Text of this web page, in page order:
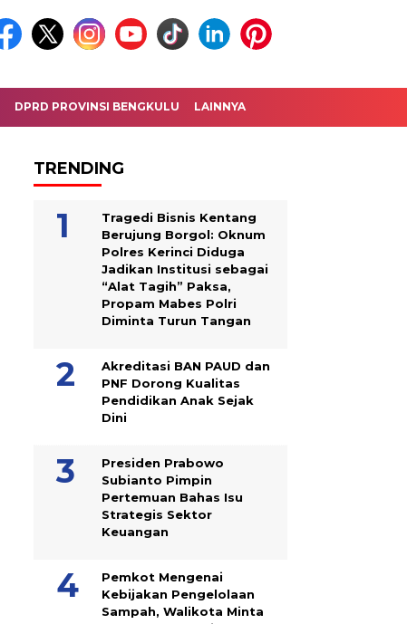
DPRD PROVINSI BENGKULU LAINNYA
TRENDING
Tragedi Bisnis Kentang
Berujung Borgol: Oknum
Polres Kerinci Diduga
Jadikan Institusi sebagai
“Alat Tagih” Paksa,
Propam Mabes Polri
Diminta Turun Tangan
Akreditasi BAN PAUD dan
PNF Dorong Kualitas
Pendidikan Anak Sejak
Dini
Presiden Prabowo
Subianto Pimpin
Pertemuan Bahas Isu
Strategis Sektor
Keuangan
Pemkot Mengenai
Kebijakan Pengelolaan
Sampah, Walikota Minta